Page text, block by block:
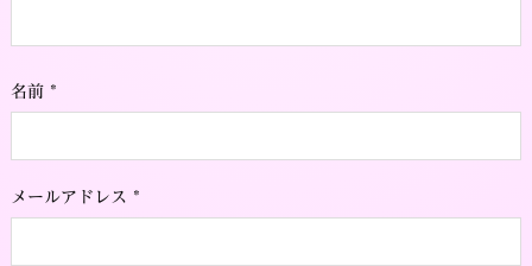
名前 *
メールアドレス *